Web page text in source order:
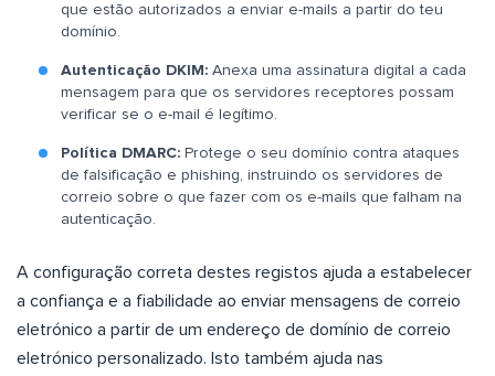
que estão autorizados a enviar e-mails a partir do teu
domínio.
Autenticação DKIM: Anexa uma assinatura digital a cada
mensagem para que os servidores receptores possam
verificar se o e-mail é legítimo.
Política DMARC: Protege o seu domínio contra ataques
de falsificação e phishing, instruindo os servidores de
correio sobre o que fazer com os e-mails que falham na
autenticação.
A configuração correta destes registos ajuda a estabelecer
a confiança e a fiabilidade ao enviar mensagens de correio
eletrónico a partir de um endereço de domínio de correio
eletrónico personalizado. Isto também ajuda nas